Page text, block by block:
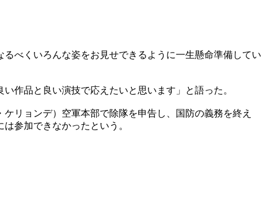
べくいろんな姿をお見せできるように一生懸命準備してい
作品と良い演技で応えたいと思います」と語った。​
リョンデ）空軍本部で除隊を申告し、国防の義務を終え
参加できなかったという。